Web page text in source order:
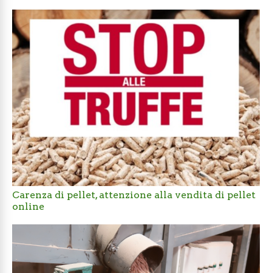
Carenza di pellet, attenzione alla vendita di pellet
online